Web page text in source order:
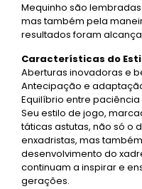
Mequinho são
mas também pela
resultados foram
Características do
Aberturas inovadoras e
Antecipação e
Equilíbrio entre
Seu estilo de jogo,
táticas astutas, não só o
enxadristas, mas
desenvolvimento do
continuam a inspirar e
gerações.